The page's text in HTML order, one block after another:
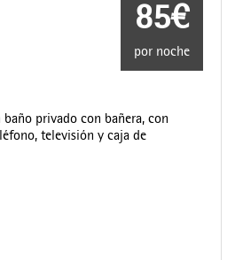
85€
por noche
privado con bañera, con
televisión y caja de